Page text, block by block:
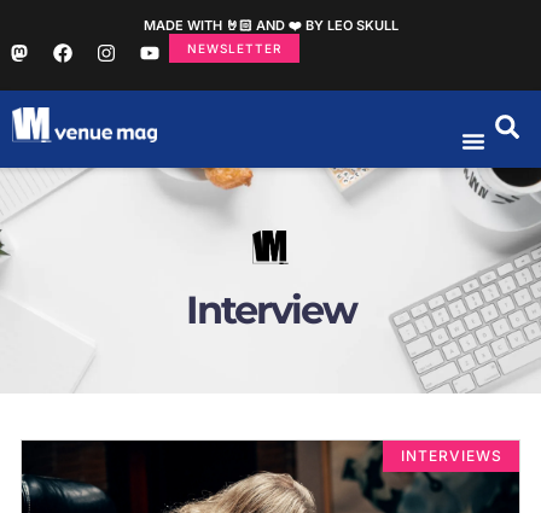
MADE WITH 🤘🏻 AND ❤️ BY LEO SKULL
NEWSLETTER
Interview
INTERVIEWS